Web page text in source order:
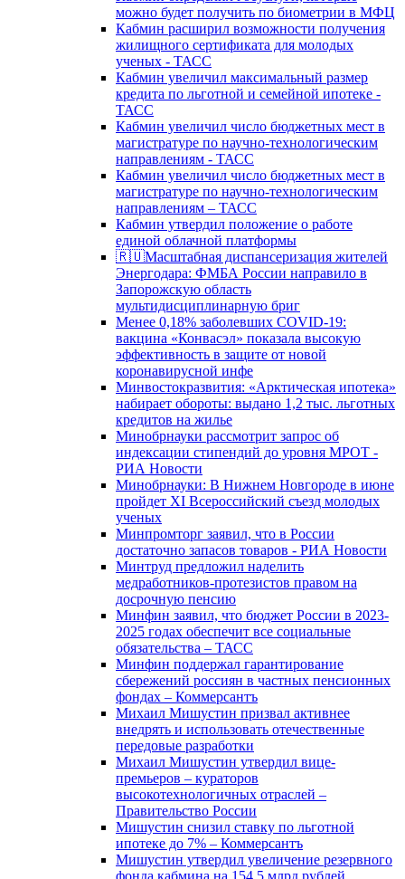
можно будет получить по биометрии в МФЦ
Кабмин расширил возможности получения
жилищного сертификата для молодых
ученых - ТАСС
Кабмин увеличил максимальный размер
кредита по льготной и семейной ипотеке -
ТАСС
Кабмин увеличил число бюджетных мест в
магистратуре по научно-технологическим
направлениям - ТАСС
Кабмин увеличил число бюджетных мест в
магистратуре по научно-технологическим
направлениям – ТАСС
Кабмин утвердил положение о работе
единой облачной платформы
🇷🇺Масштабная диспансеризация жителей
Энергодара: ФМБА России направило в
Запорожскую область
мультидисциплинарную бриг
Менее 0,18% заболевших COVID-19:
вакцина «Конвасэл» показала высокую
эффективность в защите от новой
коронавирусной инфе
Минвостокразвития: «Арктическая ипотека»
набирает обороты: выдано 1,2 тыс. льготных
кредитов на жилье
Минобрнауки рассмотрит запрос об
индексации стипендий до уровня МРОТ -
РИА Новости
Минобрнауки: В Нижнем Новгороде в июне
пройдет XI Всероссийский съезд молодых
ученых
Минпромторг заявил, что в России
достаточно запасов товаров - РИА Новости
Минтруд предложил наделить
медработников-протезистов правом на
досрочную пенсию
Минфин заявил, что бюджет России в 2023-
2025 годах обеспечит все социальные
обязательства – ТАСС
Минфин поддержал гарантирование
сбережений россиян в частных пенсионных
фондах – Коммерсантъ
Михаил Мишустин призвал активнее
внедрять и использовать отечественные
передовые разработки
Михаил Мишустин утвердил вице-
премьеров – кураторов
высокотехнологичных отраслей –
Правительство России
Мишустин снизил ставку по льготной
ипотеке до 7% – Коммерсантъ
Мишустин утвердил увеличение резервного
фонда кабмина на 154,5 млрд рублей